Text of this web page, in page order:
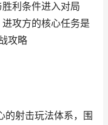
利条件进入对局
攻方的核心任务是
攻略
的射击玩法体系，围